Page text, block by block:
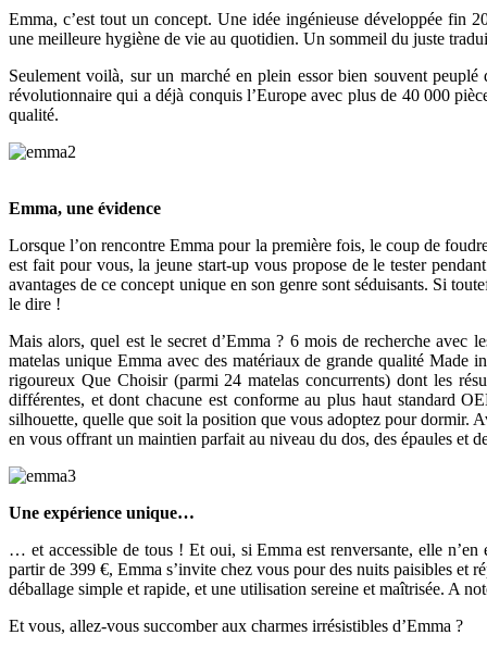
Emma, c’est tout un concept. Une idée ingénieuse développée fin
une meilleure hygiène de vie au quotidien. Un sommeil du juste
Seulement voilà, sur un marché en plein essor bien souvent
révolutionnaire qui a déjà conquis l’Europe avec plus de 40 000
qualité.
Emma, une évidence
Lorsque l’on rencontre Emma pour la première fois, le coup de
est fait pour vous, la jeune start-up vous propose de le tester
avantages de ce concept unique en son genre sont séduisants. Si
le dire !
Mais alors, quel est le secret d’Emma ? 6 mois de recherche
matelas unique Emma avec des matériaux de grande qualité
rigoureux Que Choisir (parmi 24 matelas concurrents) dont les
différentes, et dont chacune est conforme au plus haut standard
silhouette, quelle que soit la position que vous adoptez pour dormir.
en vous offrant un maintien parfait au niveau du dos, des épaules et
Une expérience unique…
… et accessible de tous ! Et oui, si Emma est renversante, elle
partir de 399 €, Emma s’invite chez vous pour des nuits paisibles et
déballage simple et rapide, et une utilisation sereine et maîtrisée. A
Et vous, allez-vous succomber aux charmes irrésistibles d’Emma ?